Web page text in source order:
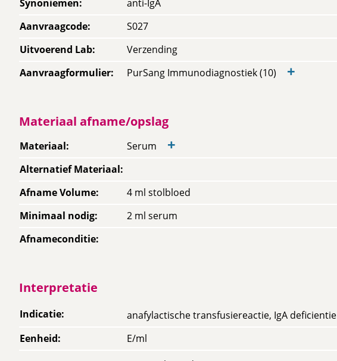
Synoniemen:
anti-IgA
Aanvraagcode:
S027
Uitvoerend Lab:
Verzending
Aanvraagformulier: PurSang Immunodiagnostiek (10) +
Materiaal afname/opslag
Materiaal: Serum +
Alternatief Materiaal:
Afname Volume:
4 ml stolbloed
Minimaal nodig:
2 ml serum
Afnameconditie:
Interpretatie
Indicatie:
anafylactische transfusiereactie, IgA deficientie
Eenheid:
E/ml